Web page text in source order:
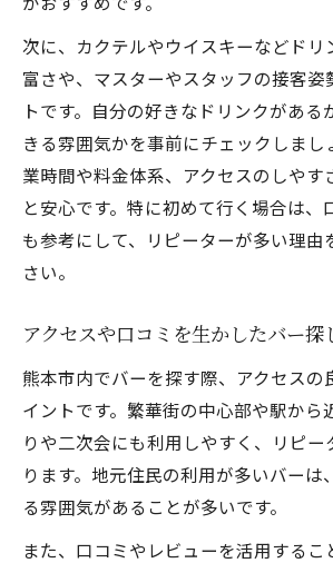
次に、カクテルやウイスキーなどドリ
富さや、マスターやスタッフの接客姿
トです。自分の好きなドリンクがある
きる雰囲気かを事前にチェックしまし
業時間や料金体系、アクセスのしやす
と安心です。特に初めて行く場合は、
も参考にして、リピーターが多い理由
さい。
アクセスや口コミを生かしたバー探
熊本市内でバーを探す際、アクセスの
イントです。繁華街の中心部や駅から
りや二次会にも利用しやすく、リピー
ります。地元住民の利用が多いバーは
る雰囲気があることが多いです。
また、口コミやレビューを活用するこ